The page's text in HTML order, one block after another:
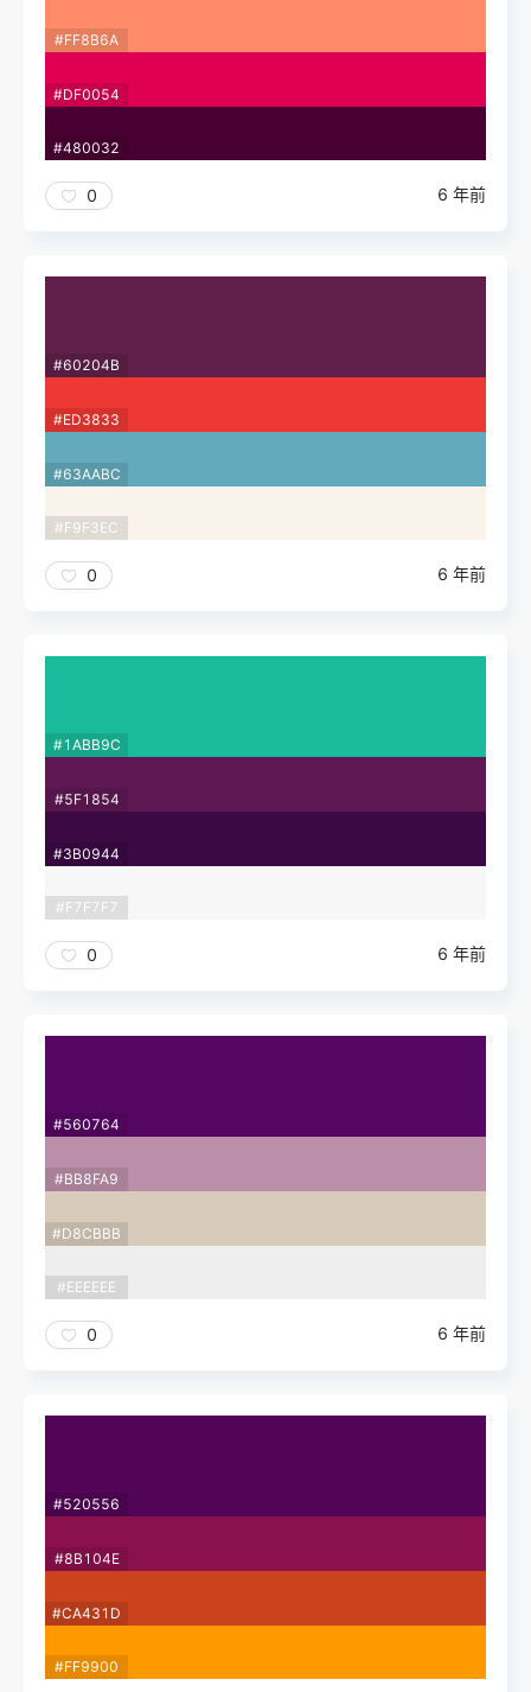
#FF8B6A
#DF0054
#480032
0 6 年前
#60204B
#ED3833
#63AABC
#F9F3EC
0 6 年前
#1ABB9C
#5F1854
#3B0944
#F7F7F7
0 6 年前
#560764
#BB8FA9
#D8CBBB
#EEEEEE
0 6 年前
#520556
#8B104E
#CA431D
#FF9900